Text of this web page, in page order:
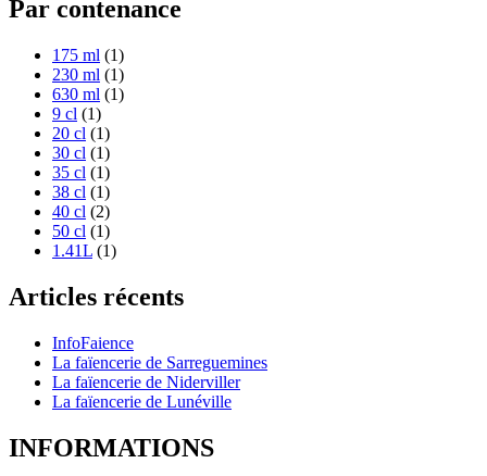
Par contenance
175 ml (1)
230 ml (1)
630 ml (1)
9 cl (1)
20 cl (1)
30 cl (1)
35 cl (1)
38 cl (1)
40 cl (2)
50 cl (1)
1.41L (1)
Articles récents
InfoFaience
La faïencerie de Sarreguemines
La faïencerie de Niderviller
La faïencerie de Lunéville
INFORMATIONS